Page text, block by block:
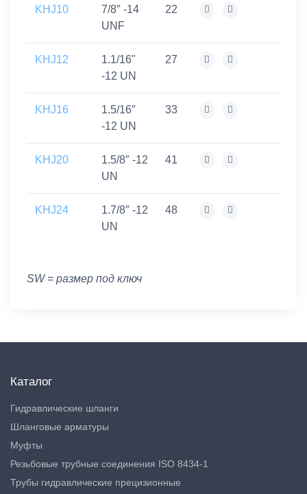
KHJ10
7/8″ -14
UNF
22
KHJ12
1.1/16"
-12 UN
27
KHJ16
1.5/16″
-12 UN
33
KHJ20
1.5/8″ -12
UN
41
KHJ24
1.7/8″ -12
UN
48
SW = размер под ключ
Каталог
Гидравлические шланги
Шланговые арматуры
Муфты
Резьбовые трубные соединения ISO 8434-1
Трубы гидравлические прецизионные